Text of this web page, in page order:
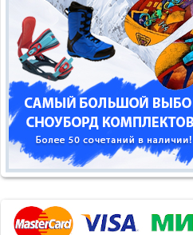
Freestyle
FTwo
Gev
Giro
Glance
GNU
Graf
Guahoo
Head
Iceberger